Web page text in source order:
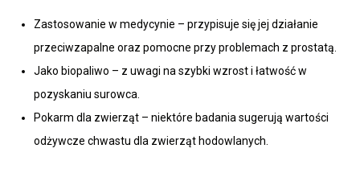
Zastosowanie w medycynie – przypisuje się jej działanie
przeciwzapalne oraz pomocne przy problemach z prostatą.
Jako biopaliwo – z uwagi na szybki wzrost i łatwość w
pozyskaniu surowca.
Pokarm dla zwierząt – niektóre badania sugerują wartości
odżywcze chwastu dla zwierząt hodowlanych.